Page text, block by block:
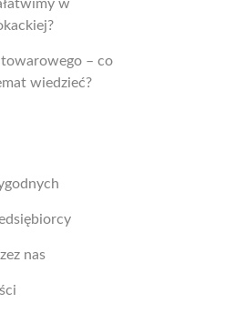
w
– co
wiedzieć?
nas